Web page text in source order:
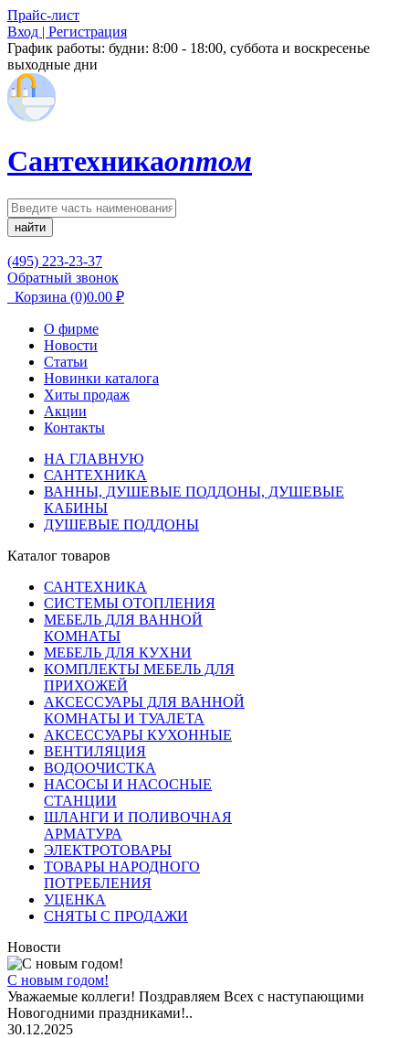
Прайс-лист
Вход | Регистрация
График работы: будни: 8:00 - 18:00, суббота и воскресенье
выходные дни
Сантехникаоптом
найти
(495) 223-23-37
Обратный звонок
Корзина (0)0.00 ₽
О фирме
Новости
Статьи
Новинки каталога
Хиты продаж
Акции
Контакты
НА ГЛАВНУЮ
САНТЕХНИКА
ВАННЫ, ДУШЕВЫЕ ПОДДОНЫ, ДУШЕВЫЕ
КАБИНЫ
ДУШЕВЫЕ ПОДДОНЫ
Каталог товаров
САНТЕХНИКА
СИСТЕМЫ ОТОПЛЕНИЯ
МЕБЕЛЬ ДЛЯ ВАННОЙ
КОМНАТЫ
МЕБЕЛЬ ДЛЯ КУХНИ
КОМПЛЕКТЫ МЕБЕЛЬ ДЛЯ
ПРИХОЖЕЙ
АКСЕССУАРЫ ДЛЯ ВАННОЙ
КОМНАТЫ И ТУАЛЕТА
АКСЕССУАРЫ КУХОННЫЕ
ВЕНТИЛЯЦИЯ
ВОДООЧИСТКА
НАСОСЫ И НАСОСНЫЕ
СТАНЦИИ
ШЛАНГИ И ПОЛИВОЧНАЯ
АРМАТУРА
ЭЛЕКТРОТОВАРЫ
ТОВАРЫ НАРОДНОГО
ПОТРЕБЛЕНИЯ
УЦЕНКА
СНЯТЫ С ПРОДАЖИ
Новости
С новым годом!
Уважаемые коллеги! Поздравляем Всех с наступающими
Новогодними праздниками!..
30.12.2025